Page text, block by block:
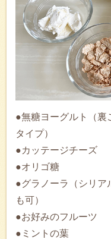
●無糖ヨーグルト（裏
タイプ）
●カッテージチーズ
●オリゴ糖
●グラノーラ（シリア
も可）
●お好みのフルーツ
●ミントの葉